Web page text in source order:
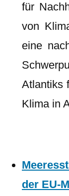
für
von
eine
Atlantiks
Klima in
der EU-